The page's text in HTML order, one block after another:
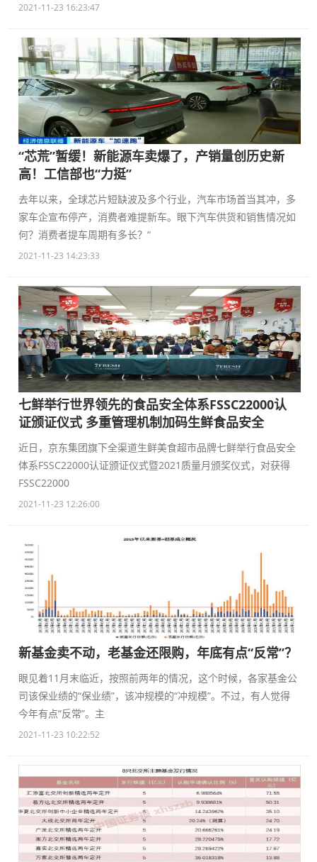
2021-11-23 16:23:47
“芯荒”暂缓！新能源车卖爆了，产销量创历史新
高！工信部也“力挺”
去年以来，全球芯片短缺波及多个行业，汽车市场首当其冲，多
家车企宣布停产，消费者难提新车。眼下汽车供货和销售情况如
何？消费者提车周期有多长？“
2021-11-23 14:23:33
七鲜举行世界领先的食品安全体系FSSC22000认
证颁证仪式 多重管理机制加码生鲜食品安全
近日，京东集团旗下全渠道生鲜美食超市品牌七鲜举行食品安全
体系FSSC22000认证颁证仪式暨2021质量月颁奖仪式，对获得
FSSC22000
2021-11-23 12:26:00
新基金卖不动，老基金还限购，年底有点“反常”？
眼见着11月末临近，按照前两年的情况，这个时候，各家基金公
司该保业绩的“保业绩”，该冲规模的“冲规模”。不过，有人觉得
今年有点“反常”。主
2021-11-23 10:22:52